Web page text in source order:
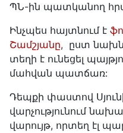
ՊՆ-ին պատկանող
Ինչպես հայտնում է
Շամշյանը, ըստ
տեղի է ունեցել
մահվան պատճառ:
Դեպքի փաստով
վարչությունում
վարույթ, որտեղ էլ